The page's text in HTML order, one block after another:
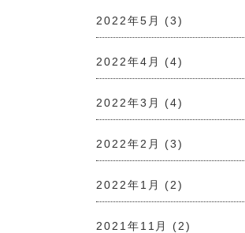
2022年5月 (3)
2022年4月 (4)
2022年3月 (4)
2022年2月 (3)
2022年1月 (2)
2021年11月 (2)